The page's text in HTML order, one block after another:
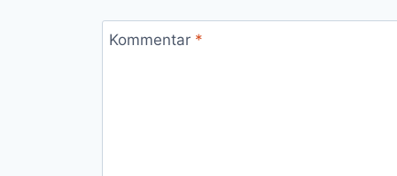
Kommentar *